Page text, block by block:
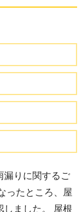
漏りに関するご
ったところ、屋
しました。 屋根